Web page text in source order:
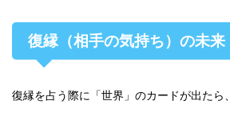
復縁（相手の気持ち）の未来
復縁を占う際に「世界」のカードが出たら、